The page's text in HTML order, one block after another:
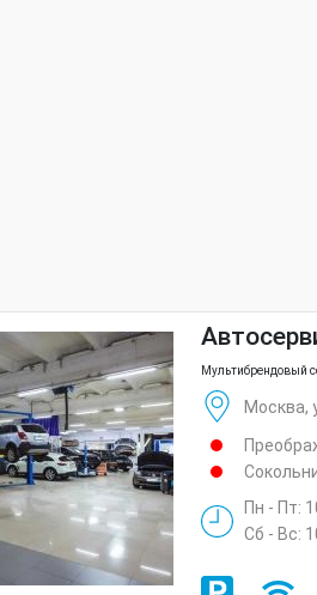
Мультибрендовый
Москва,
Пн - Пт:
Сб - Вс: